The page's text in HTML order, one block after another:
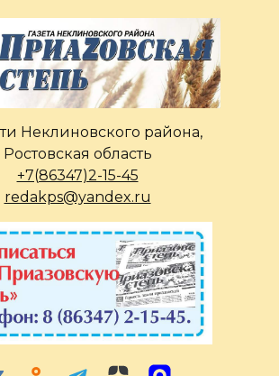
Неклиновского района,
Ростовская область
+7(86347)2-15-45
redakps@yandex.ru